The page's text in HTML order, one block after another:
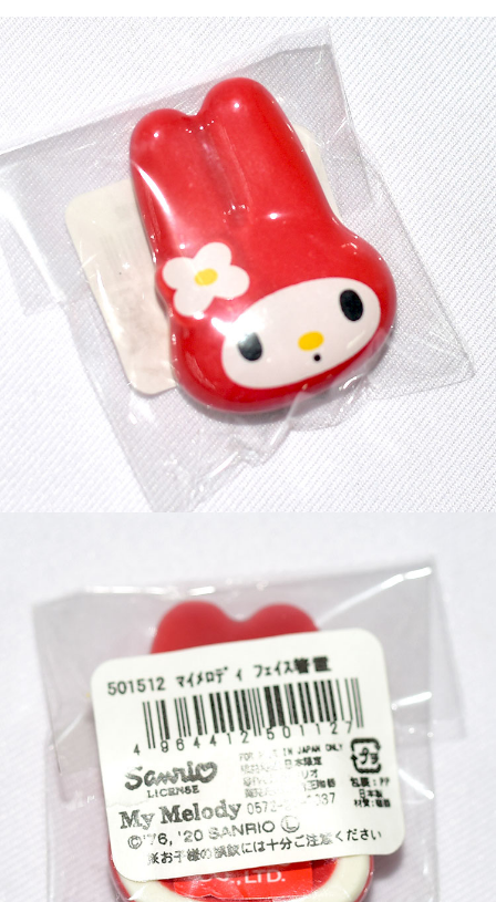
每筆NT$65，滿NT$999(含以上)免運費
7-11取貨付款
每筆NT$65，滿NT$999(含以上)免運費
付款後7-11取貨
每筆NT$65，滿NT$999(含以上)免運費
宅配
每筆NT$100，滿NT$999(含以上)免運費